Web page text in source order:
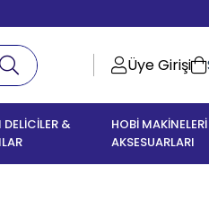
Üye Girişi
&
HOBİ
AKSESUARLARI